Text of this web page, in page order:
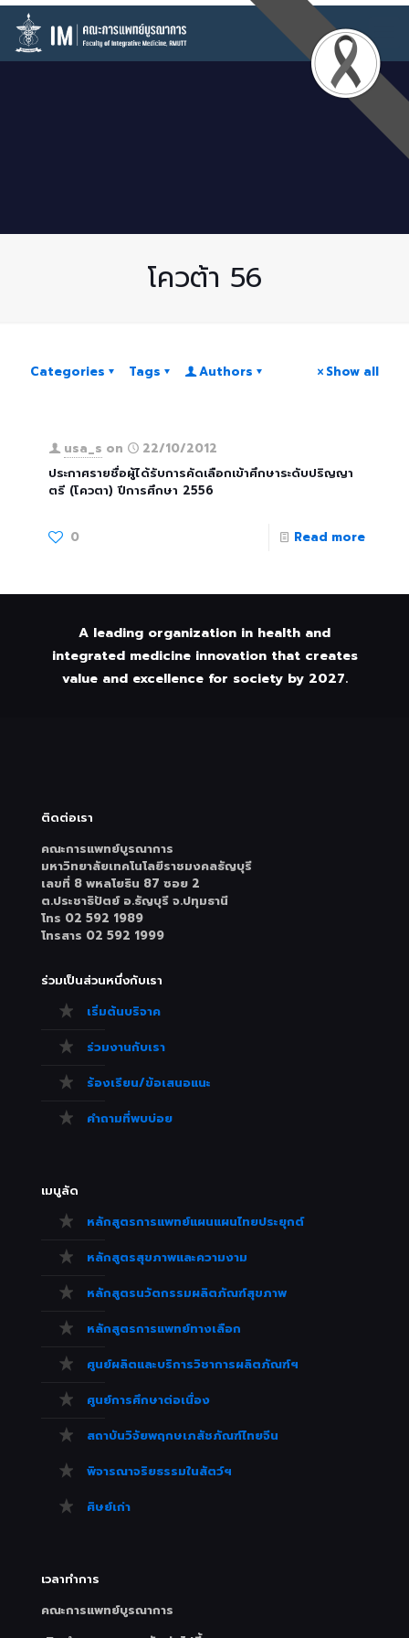
โควต้า 56
Categories Tags Authors Show all
usa_s on
22/10/2012
ประกาศรายชื่อผู้ได้รับการคัดเลือกเข้าศึกษาระดับปริญญา
ตรี (โควตา) ปีการศึกษา 2556
0 Read more
A leading organization in health and
integrated medicine innovation that creates
value and excellence for society by 2027.
ติดต่อเรา
คณะการแพทย์บูรณาการ
มหาวิทยาลัยเทคโนโลยีราชมงคลธัญบุรี
เลขที่ 8 พหลโยธิน 87 ซอย 2
ต.ประชาธิปัตย์ อ.ธัญบุรี จ.ปทุมธานี
โทร 02 592 1989
โทรสาร 02 592 1999
ร่วมเป็นส่วนหนึ่งกับเรา
เริ่มต้นบริจาค
ร่วมงานกับเรา
ร้องเรียน/ข้อเสนอแนะ
คำถามที่พบบ่อย
เมนูลัด
หลักสูตรการแพทย์แผนแผนไทยประยุกต์
หลักสูตรสุขภาพและความงาม
หลักสูตรนวัตกรรมผลิตภัณฑ์สุขภาพ
หลักสูตรการแพทย์ทางเลือก
ศูนย์ผลิตและบริการวิชาการผลิตภัณฑ์ฯ
ศูนย์การศึกษาต่อเนื่อง
สถาบันวิจัยพฤกษเภสัชภัณฑ์ไทยจีน
พิจารณาจริยธรรมในสัตว์ฯ
ศิษย์เก่า
เวลาทำการ
คณะการแพทย์บูรณาการ